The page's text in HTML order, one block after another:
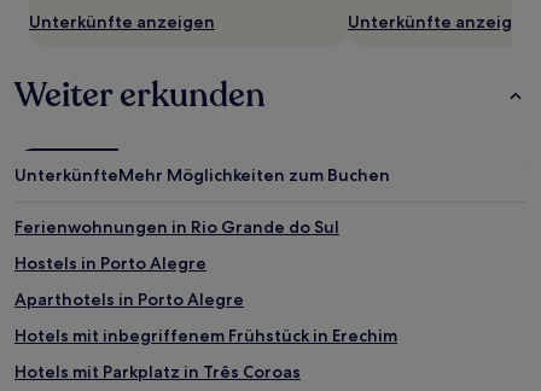
Unterkünfte anzeigen Unterkünfte anzeigen
Weiter erkunden
UnterkünfteMehr Möglichkeiten zum Buchen
Ferienwohnungen in Rio Grande do Sul
Hostels in Porto Alegre
Aparthotels in Porto Alegre
Hotels mit inbegriffenem Frühstück in Erechim
Hotels mit Parkplatz in Três Coroas